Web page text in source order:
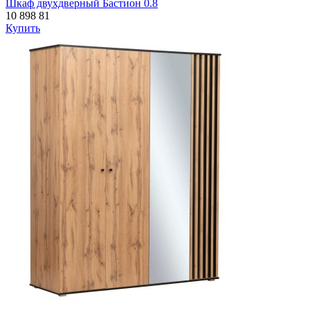
Шкаф двухдверный Бастион 0.8
10 898 81
Купить